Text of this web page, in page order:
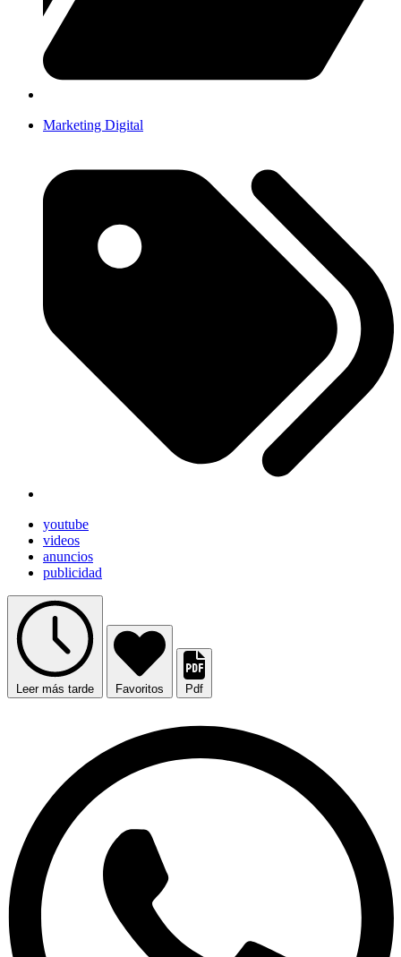
Marketing Digital
youtube
videos
anuncios
publicidad
Leer más tarde Favoritos Pdf